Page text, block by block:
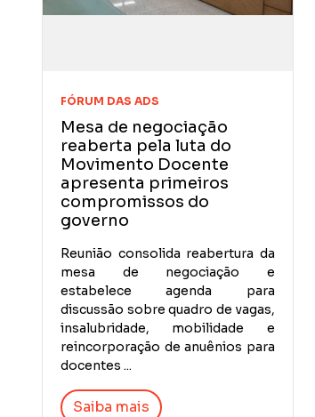
FÓRUM DAS ADS
Mesa de negociação
reaberta pela luta do
Movimento Docente
apresenta primeiros
compromissos do
governo
Reunião consolida reabertura da
mesa de negociação e
estabelece agenda para
discussão sobre quadro de vagas,
insalubridade, mobilidade e
reincorporação de anuênios para
docentes ...
Saiba mais